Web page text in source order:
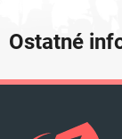
Ostatné